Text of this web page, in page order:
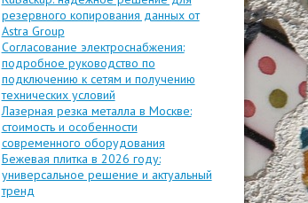
резервного копирования данных от
Astra Group
Согласование электроснабжения:
подробное руководство по
подключению к сетям и получению
технических условий
Лазерная резка металла в Москве:
стоимость и особенности
современного оборудования
Бежевая плитка в 2026 году:
универсальное решение и актуальный
тренд